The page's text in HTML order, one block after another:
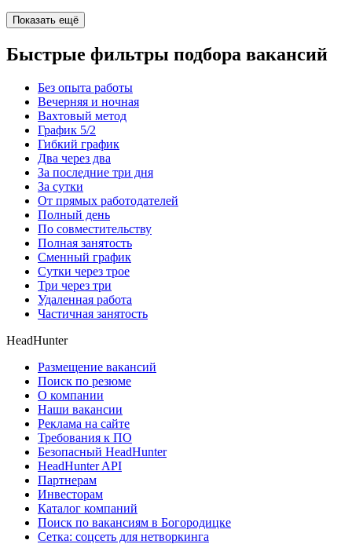
Показать ещё
Быстрые фильтры подбора вакансий
Без опыта работы
Вечерняя и ночная
Вахтовый метод
График 5/2
Гибкий график
Два через два
За последние три дня
За сутки
От прямых работодателей
Полный день
По совместительству
Полная занятость
Сменный график
Сутки через трое
Три через три
Удаленная работа
Частичная занятость
HeadHunter
Размещение вакансий
Поиск по резюме
О компании
Наши вакансии
Реклама на сайте
Требования к ПО
Безопасный HeadHunter
HeadHunter API
Партнерам
Инвесторам
Каталог компаний
Поиск по вакансиям в Богородицке
Сетка: соцсеть для нетворкинга